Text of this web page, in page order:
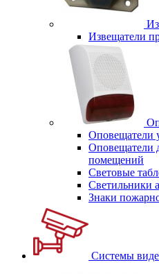
Извещатели
Оповещатели
Оповещатели
помещений
Световые
Светильники
Знаки
Системы